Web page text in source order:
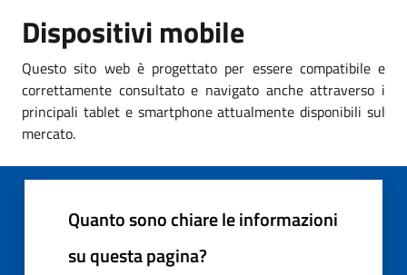
Dispositivi mobile
Questo sito web è progettato per essere compatibile e
correttamente consultato e navigato anche attraverso i
principali tablet e smartphone attualmente disponibili sul
mercato.
Quanto sono chiare le informazioni
su questa pagina?